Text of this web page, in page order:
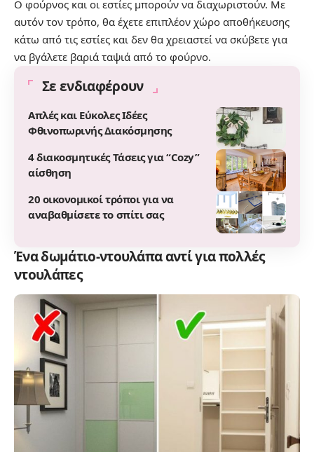
Ο φούρνος και οι εστίες μπορούν να διαχωριστούν. Με
αυτόν τον τρόπο, θα έχετε επιπλέον χώρο αποθήκευσης
κάτω από τις εστίες και δεν θα χρειαστεί να σκύβετε για
να βγάλετε βαριά ταψιά από το φούρνο.
Σε ενδιαφέρουν
Απλές και Εύκολες Ιδέες
Φθινοπωρινής Διακόσμησης
4 διακοσμητικές Τάσεις για “Cozy”
αίσθηση
20 οικονομικοί τρόποι για να
αναβαθμίσετε το σπίτι σας
Ένα δωμάτιο-ντουλάπα αντί για πολλές
ντουλάπες